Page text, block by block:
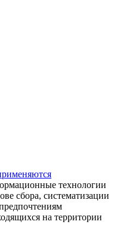
технологии
сбора, систематизации
на территории